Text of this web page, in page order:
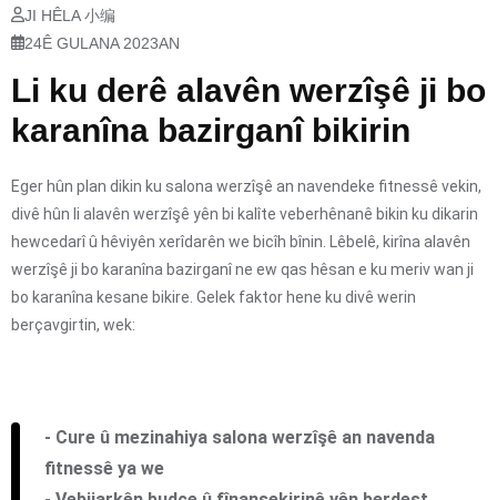
JI HÊLA 小编
24Ê GULANA 2023AN
Li ku derê alavên werzîşê ji bo
karanîna bazirganî bikirin
Eger hûn plan dikin ku salona werzîşê an navendeke fitnessê vekin,
divê hûn li alavên werzîşê yên bi kalîte veberhênanê bikin ku dikarin
hewcedarî û hêviyên xerîdarên we bicîh bînin. Lêbelê, kirîna alavên
werzîşê ji bo karanîna bazirganî ne ew qas hêsan e ku meriv wan ji
bo karanîna kesane bikire. Gelek faktor hene ku divê werin
berçavgirtin, wek:
- Cure û mezinahiya salona werzîşê an navenda
fitnessê ya we